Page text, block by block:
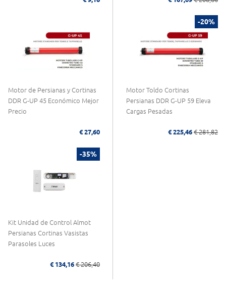
Motor de Persianas y Cortinas
DDR G-UP 45 Económico Mejor
Precio
€ 27,60
-20%
Motor Toldo Cortinas
Persianas DDR G-UP 59 Eleva
Cargas Pesadas
€ 225,46 € 281,82
-35%
Kit Unidad de Control Almot
Persianas Cortinas Vasistas
Parasoles Luces
€ 134,16 € 206,40